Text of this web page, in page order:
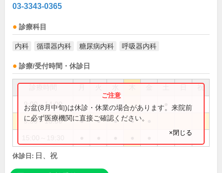
03-3343-0365
診療科目
内科 循環器内科 糖尿病内科 呼吸器内科
診療/受付時間・休診日
祝
9:00～14:00
9:30～13:30 ● ● ● ●
お盆(8月中旬)は休診・休業の場合があります。来院前
に必ず医療機関に直接ご確認ください。
×閉じる
休診日: 日、祝